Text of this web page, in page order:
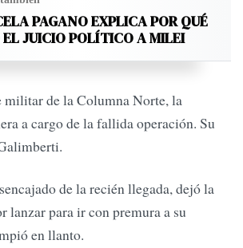
PAGANO EXPLICA POR QUÉ
JUICIO POLÍTICO A MILEI
militar de la Columna Norte, la
a cargo de la fallida operación. Su
de la recién llegada, dejó la
lanzar para ir con premura a su
en llanto.